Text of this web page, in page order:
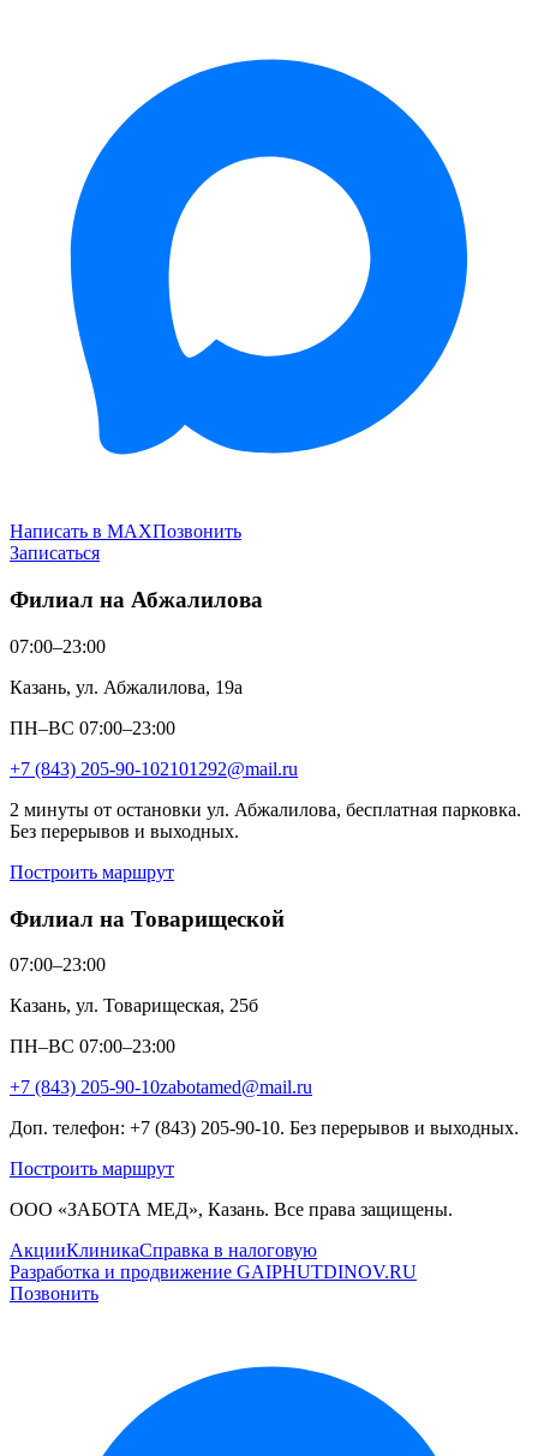
Написать в MAXПозвонить
Записаться
Филиал на Абжалилова
07:00–23:00
Казань, ул. Абжалилова, 19а
ПН–ВС 07:00–23:00
+7 (843) 205-90-102101292@mail.ru
2 минуты от остановки ул. Абжалилова, бесплатная парковка.
Без перерывов и выходных.
Построить маршрут
Филиал на Товарищеской
07:00–23:00
Казань, ул. Товарищеская, 25б
ПН–ВС 07:00–23:00
+7 (843) 205-90-10zabotamed@mail.ru
Доп. телефон: +7 (843) 205-90-10. Без перерывов и выходных.
Построить маршрут
ООО «ЗАБОТА МЕД», Казань. Все права защищены.
АкцииКлиникаСправка в налоговую
Разработка и продвижение GAIPHUTDINOV.RU
Позвонить